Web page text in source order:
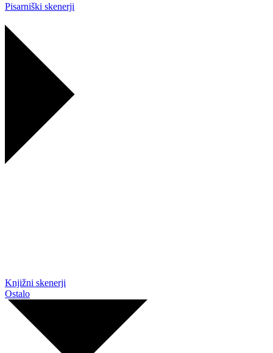
Pisarniški skenerji
Knjižni skenerji
Ostalo